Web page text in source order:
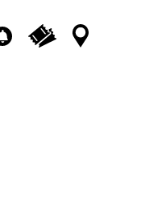
Newsletter
Ticktes kaufen
Kontakt